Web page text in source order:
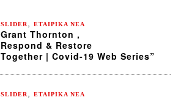
SLIDER ΕΤΑΙΡΙΚΑ ΝΕΑ
Grant Thornton ,
Respond & Restore
Together | Covid-19 Web Series”
SLIDER ΕΤΑΙΡΙΚΑ ΝΕΑ